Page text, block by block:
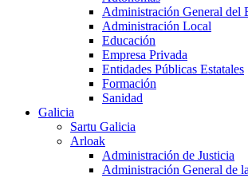
Administración General del
Administración Local
Educación
Empresa Privada
Entidades Públicas Estatales
Formación
Sanidad
Galicia
Sartu Galicia
Arloak
Administración de Justicia
Administración General de